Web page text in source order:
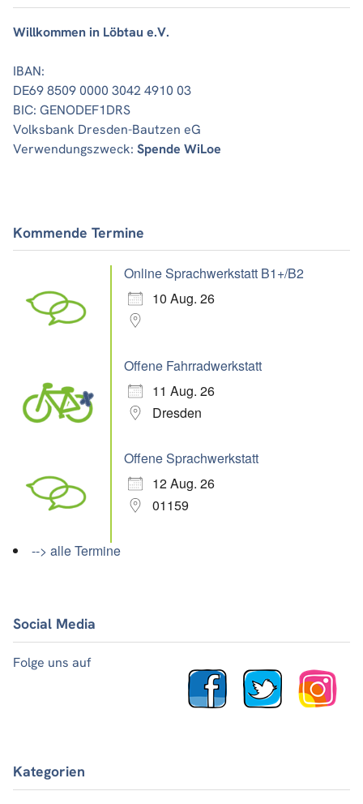
Willkommen in Löbtau e.V.
IBAN:
DE69 8509 0000 3042 4910 03
BIC: GENODEF1DRS
Volksbank Dresden-Bautzen eG
Verwendungszweck: Spende WiLoe
Kommende Termine
Online Sprachwerkstatt B1+/B2
10 Aug. 26
Offene Fahrradwerkstatt
11 Aug. 26
Dresden
Offene Sprachwerkstatt
12 Aug. 26
01159
--> alle Termine
Social Media
Folge uns auf
Kategorien